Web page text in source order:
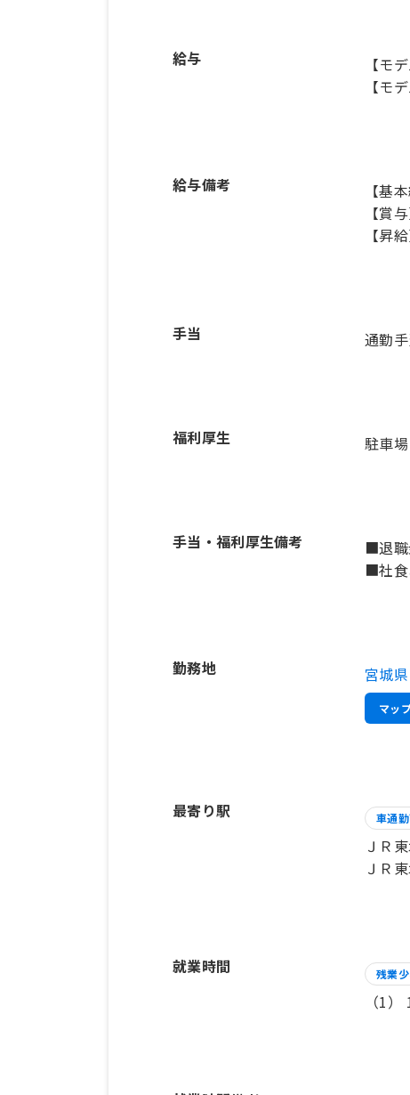
給与
【モ
【モ
給与備考
【基
【賞
【昇
手当 通勤
福利厚生 駐車場
手当・福利厚生備考
■退職
勤務地 宮城
マッ
最寄り駅 車通
ＪＲ
ＪＲ
就業時間 残業
（1